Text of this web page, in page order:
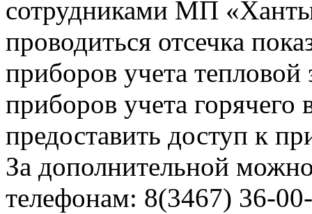
сотрудниками МП
проводиться отсечка
приборов учета
приборов учета
предоставить доступ к
За дополнительной
телефонам: 8(3467) 36-